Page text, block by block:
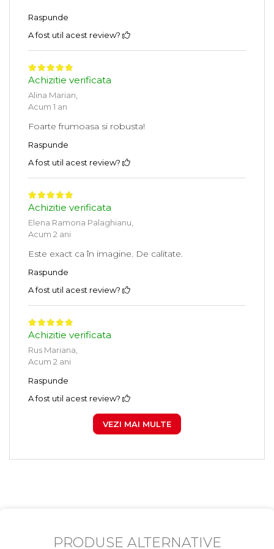
Raspunde
A fost util acest review?
Achizitie verificata
Alina Marian,
Acum 1 an
Foarte frumoasa si robusta!
Raspunde
A fost util acest review?
Achizitie verificata
Elena Ramona Palaghianu,
Acum 2 ani
Este exact ca în imagine. De calitate.
Raspunde
A fost util acest review?
Achizitie verificata
Rus Mariana,
Acum 2 ani
Raspunde
A fost util acest review?
VEZI MAI MULTE
PRODUSE ALTERNATIVE